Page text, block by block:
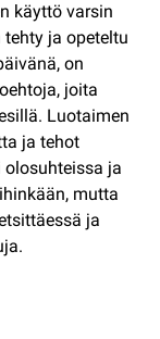
käyttö varsin
ja opeteltu
on
joita
Luotaimen
ja tehot
ja
mutta
ja